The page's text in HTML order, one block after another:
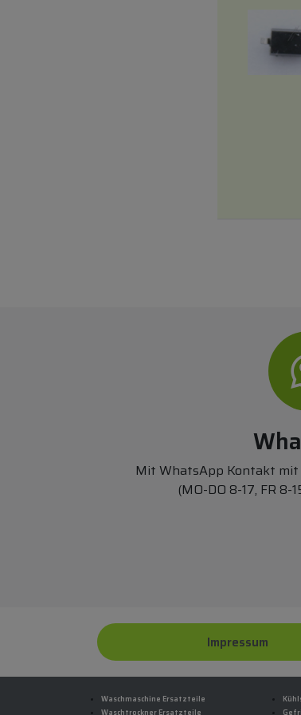
Mit WhatsApp Kontakt mit
(MO-DO 8-17, FR 8-
Impressum
Waschmaschine Ersatzteile
Waschtrockner Ersatzteile